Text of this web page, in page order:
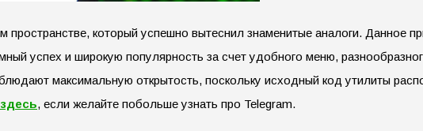
который успешно вытеснил знаменитые аналоги. Данное
успех и широкую популярность за счет удобного меню,
максимальную открытость, поскольку исходный код утилиты
, если желайте побольше узнать про Telegram.